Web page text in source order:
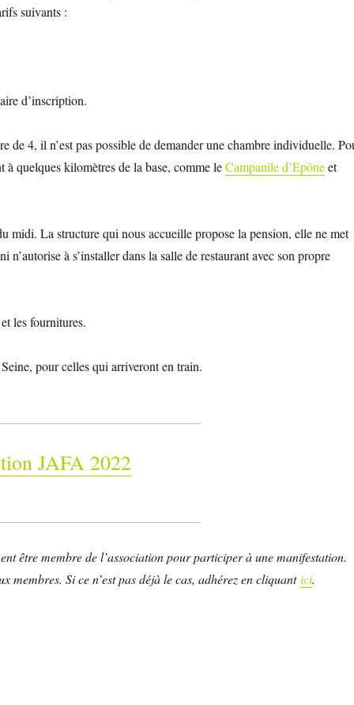
suivants :
d’inscription.
de 4, il n’est pas possible de demander une chambre individuelle.
à quelques kilomètres de la base, comme leCampanile d’Epôneet
midi. La structure qui nous accueille propose la pension, elle ne met
à s’installer dans la salle de restaurant avec son propre
les fournitures.
pour celles qui arriveront en train.
JAFA 2022
être membre de l’association pour participer à une manifestation.
membres. Si ce n’est pas déjà le cas, adhérez en cliquantici.